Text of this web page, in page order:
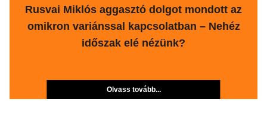
Rusvai Miklós aggasztó dolgot mondott az
omikron variánssal kapcsolatban – Nehéz
időszak elé nézünk?
Olvass tovább...